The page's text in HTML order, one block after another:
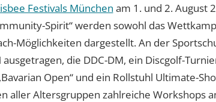
Festivals München am 1. und 2. August
Spirit“ werden sowohl das
Möglichkeiten dargestellt. An der
die DDC-DM, ein Discgolf-
Open“ und ein Rollstuhl Ultimate-
aller Altersgruppen zahlreiche Workshops